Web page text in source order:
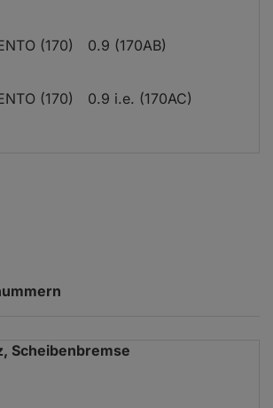
(170) 0.9 (170AB)
(170) 0.9 i.e. (170AC)
Scheibenbremse